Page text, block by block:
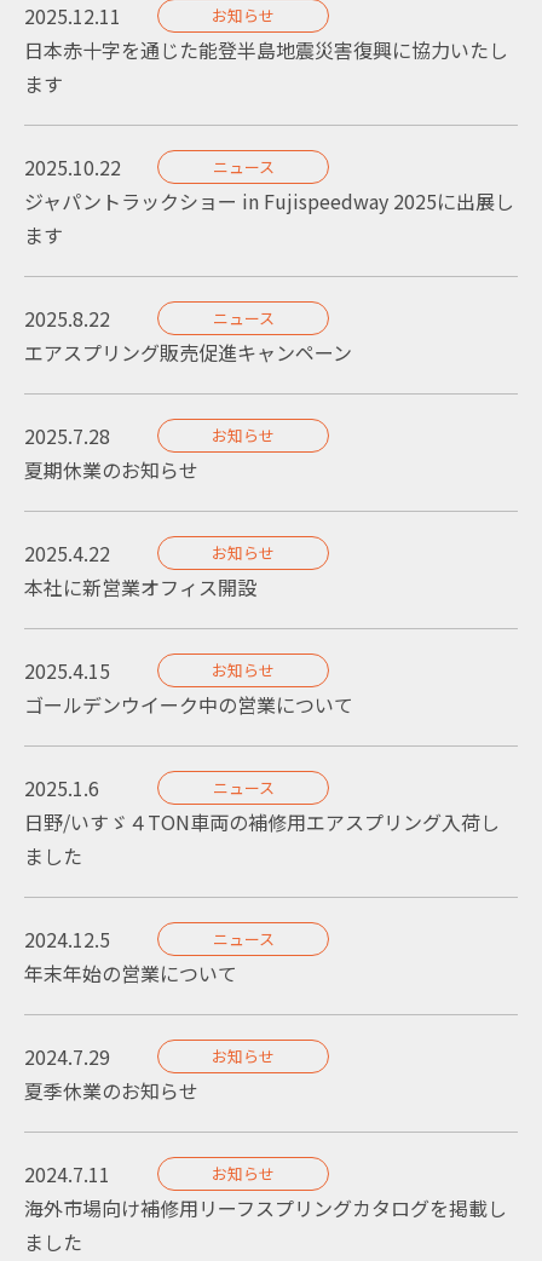
2025.12.11 お知らせ
日本赤十字を通じた能登半島地震災害復興に協力いたし
ます
2025.10.22 ニュース
ジャパントラックショー in Fujispeedway 2025に出展し
ます
2025.8.22 ニュース
エアスプリング販売促進キャンペーン
2025.7.28 お知らせ
夏期休業のお知らせ
2025.4.22 お知らせ
本社に新営業オフィス開設
2025.4.15 お知らせ
ゴールデンウイーク中の営業について
2025.1.6 ニュース
日野/いすゞ４TON車両の補修用エアスプリング入荷し
ました
2024.12.5 ニュース
年末年始の営業について
2024.7.29 お知らせ
夏季休業のお知らせ
2024.7.11 お知らせ
海外市場向け補修用リーフスプリングカタログを掲載し
ました